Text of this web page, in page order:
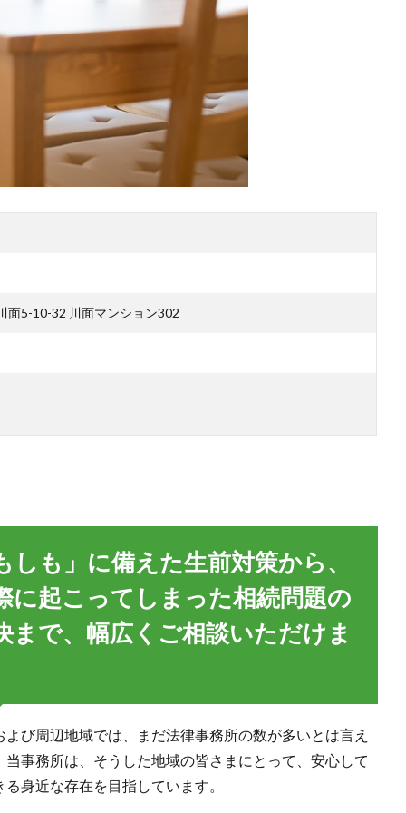
面5-10-32 川面マンション302
しも」に備えた生前対策から、
に起こってしまった相続問題の
まで、幅広くご相談いただけま
よび周辺地域では、まだ法律事務所の数が多いとは言え
当事務所は、そうした地域の皆さまにとって、安心して
る身近な存在を目指しています。